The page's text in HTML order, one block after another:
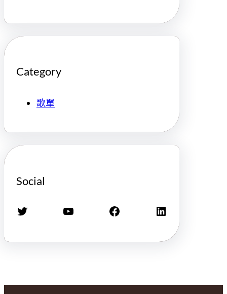
Category
歌單
Social
X YouTube Facebook LinkedIn